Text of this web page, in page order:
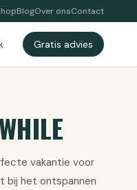
BlogOver onsContact
Gratis advies
vakantie voor
bij het ontspannen